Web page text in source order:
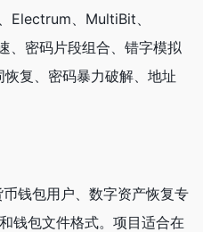
Electrum、MultiBit、
、密码片段组合、错字模拟
复、密码暴力破解、地址
钱包用户、数字资产恢复专
钱包文件格式。项目适合在